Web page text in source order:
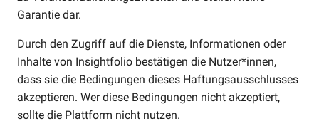
Garantie dar.
Durch den Zugriff auf die Dienste, Informationen oder
Inhalte von Insightfolio bestätigen die Nutzer*innen,
dass sie die Bedingungen dieses Haftungsausschlusses
akzeptieren. Wer diese Bedingungen nicht akzeptiert,
sollte die Plattform nicht nutzen.